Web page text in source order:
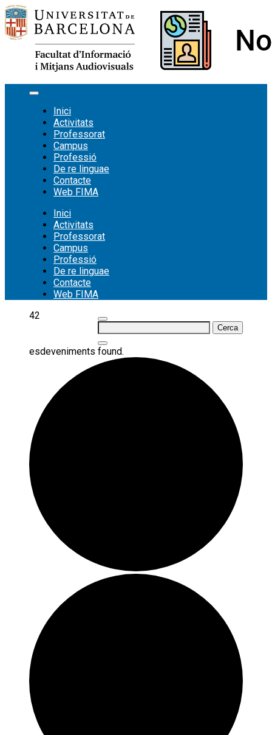
Vés
al
contingut
Inici
Activitats
Professorat
Campus
Professió
De re linguae
Contacte
Web FIMA
Inici
Activitats
Professorat
Campus
Professió
De re linguae
Contacte
Web FIMA
Cerca:
42
esdeveniments found.